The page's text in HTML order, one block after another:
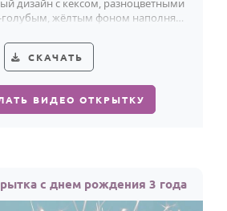
дизайн с кексом, разноцветными
голубым, жёлтым фоном наполняет
СКАЧАТЬ
ВИДЕО ОТКРЫТКУ
с днем рождения 3 года